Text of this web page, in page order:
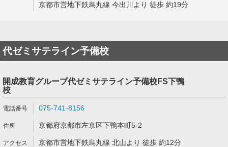
京都市営地下鉄烏丸線 今出川より 徒歩 約19分
代ゼミサテライン予備校
開成教育グループ代ゼミサテライン予備校FS下鴨
校
075-741-8156
京都府京都市左京区下鴨本町5-2
京都市営地下鉄烏丸線 北山より 徒歩 約12分